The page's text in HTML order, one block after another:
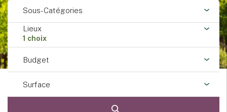
Sous-Catégories
Lieux
1 choix
Budget
Surface